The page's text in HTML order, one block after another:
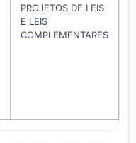
PROJETOS DE LEIS
E LEIS
COMPLEMENTARES